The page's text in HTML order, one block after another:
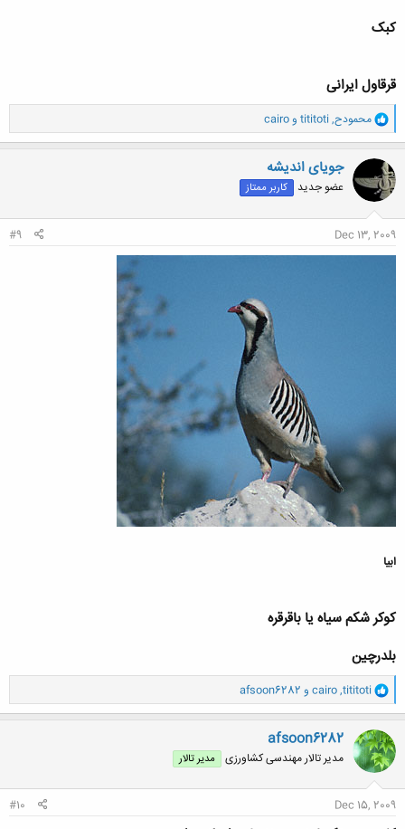
کبک
قرقاول ایرانی
و
ا
ک
ن
ش
ه
ا
محمودح,
tititoti وcairo
جویای اندیشه
عضو جدید کاربر ممتاز
Dec 13, 2009
#9
ابیا
کوکر شکم سیاه یا باقرقره
بلدرچین
و
ا
ک
ن
ش
ه
ا
tititoti
,
cairo و afsoon6282
afsoon6282
مدیر تالار مهندسی كشاورزی مدیر تالار
Dec 15, 2009
#10